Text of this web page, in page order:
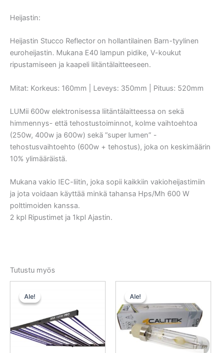
Heijastin:
Heijastin Stucco Reflector on hollantilainen Barn-tyylinen
euroheijastin. Mukana E40 lampun pidike, V-koukut
ripustamiseen ja kaapeli liitäntälaitteeseen.
Mitat: Korkeus: 160mm | Leveys: 350mm | Pituus: 520mm
LUMii 600w elektronisessa liitäntälaitteessa on sekä
himmennys- että tehostustoiminnot, kolme vaihtoehtoa
(250w, 400w ja 600w) sekä ”super lumen” -
tehostusvaihtoehto (600w + tehostus), joka on keskimäärin
10% ylimääräistä.
Mukana vakio IEC-liitin, joka sopii kaikkiin vakioheijastimiin
ja jota voidaan käyttää minkä tahansa Hps/Mh 600 W
polttimoiden kanssa.
2 kpl Ripustimet ja 1kpl Ajastin.
Tutustu myös
Ale!
Ale!
1700,00 €.
Ale!
Ale!
90,50 €.
on:
67,87 €.